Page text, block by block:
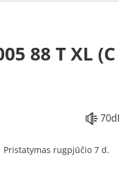
88 T XL
Pristatymas rugpjūčio 7 d.